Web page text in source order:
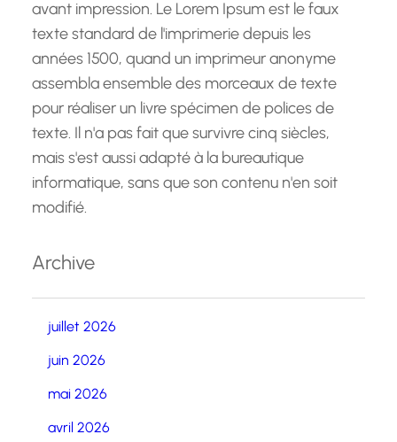
avant impression. Le Lorem Ipsum est le faux
texte standard de l'imprimerie depuis les
années 1500, quand un imprimeur anonyme
assembla ensemble des morceaux de texte
pour réaliser un livre spécimen de polices de
texte. Il n'a pas fait que survivre cinq siècles,
mais s'est aussi adapté à la bureautique
informatique, sans que son contenu n'en soit
modifié.
Archive
juillet 2026
juin 2026
mai 2026
avril 2026